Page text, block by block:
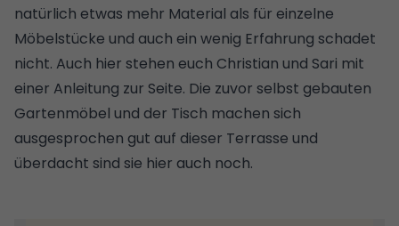
natürlich etwas mehr Material als für einzelne
Möbelstücke und auch ein wenig Erfahrung schadet
nicht. Auch hier stehen euch Christian und Sari mit
einer Anleitung zur Seite. Die zuvor selbst gebauten
Gartenmöbel und der Tisch machen sich
ausgesprochen gut auf dieser Terrasse und
überdacht sind sie hier auch noch.